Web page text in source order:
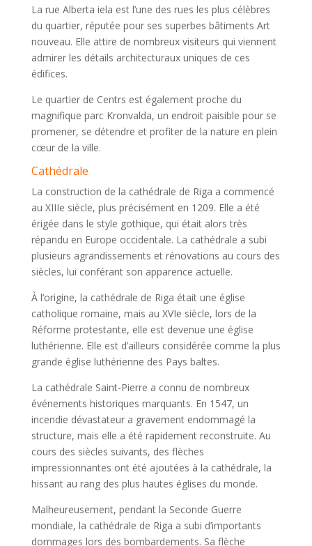
La rue Alberta iela est l’une des rues les plus célèbres
du quartier, réputée pour ses superbes bâtiments Art
nouveau. Elle attire de nombreux visiteurs qui viennent
admirer les détails architecturaux uniques de ces
édifices.
Le quartier de Centrs est également proche du
magnifique parc Kronvalda, un endroit paisible pour se
promener, se détendre et profiter de la nature en plein
cœur de la ville.
Cathédrale
La construction de la cathédrale de Riga a commencé
au XIIIe siècle, plus précisément en 1209. Elle a été
érigée dans le style gothique, qui était alors très
répandu en Europe occidentale. La cathédrale a subi
plusieurs agrandissements et rénovations au cours des
siècles, lui conférant son apparence actuelle.
À l’origine, la cathédrale de Riga était une église
catholique romaine, mais au XVIe siècle, lors de la
Réforme protestante, elle est devenue une église
luthérienne. Elle est d’ailleurs considérée comme la plus
grande église luthérienne des Pays baltes.
La cathédrale Saint-Pierre a connu de nombreux
événements historiques marquants. En 1547, un
incendie dévastateur a gravement endommagé la
structure, mais elle a été rapidement reconstruite. Au
cours des siècles suivants, des flèches
impressionnantes ont été ajoutées à la cathédrale, la
hissant au rang des plus hautes églises du monde.
Malheureusement, pendant la Seconde Guerre
mondiale, la cathédrale de Riga a subi d’importants
dommages lors des bombardements. Sa flèche